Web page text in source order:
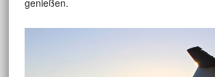
genießen.